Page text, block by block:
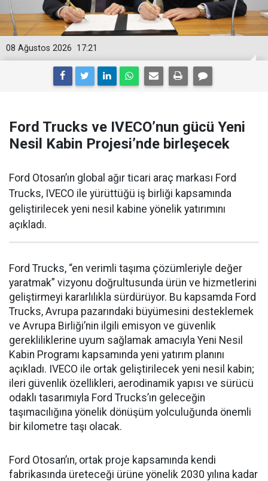
17:21
08 Ağustos 2026
Ford Trucks ve IVECO’nun gücü Yeni
Nesil Kabin Projesi’nde birleşecek
Ford Otosan’ın global ağır ticari araç markası Ford
Trucks, IVECO ile yürüttüğü iş birliği kapsamında
geliştirilecek yeni nesil kabine yönelik yatırımını
açıkladı.
Ford Trucks, “en verimli taşıma çözümleriyle değer
yaratmak” vizyonu doğrultusunda ürün ve hizmetlerini
geliştirmeyi kararlılıkla sürdürüyor. Bu kapsamda Ford
Trucks, Avrupa pazarındaki büyümesini desteklemek
ve Avrupa Birliği’nin ilgili emisyon ve güvenlik
gerekliliklerine uyum sağlamak amacıyla Yeni Nesil
Kabin Programı kapsamında yeni yatırım planını
açıkladı. IVECO ile ortak geliştirilecek yeni nesil kabin;
ileri güvenlik özellikleri, aerodinamik yapısı ve sürücü
odaklı tasarımıyla Ford Trucks’ın geleceğin
taşımacılığına yönelik dönüşüm yolculuğunda önemli
bir kilometre taşı olacak.
Ford Otosan’ın, ortak proje kapsamında kendi
fabrikasında üreteceği ürüne yönelik 2030 yılına kadar